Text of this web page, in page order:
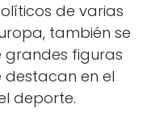
de varias
también se
figuras
destacan en el
deporte.